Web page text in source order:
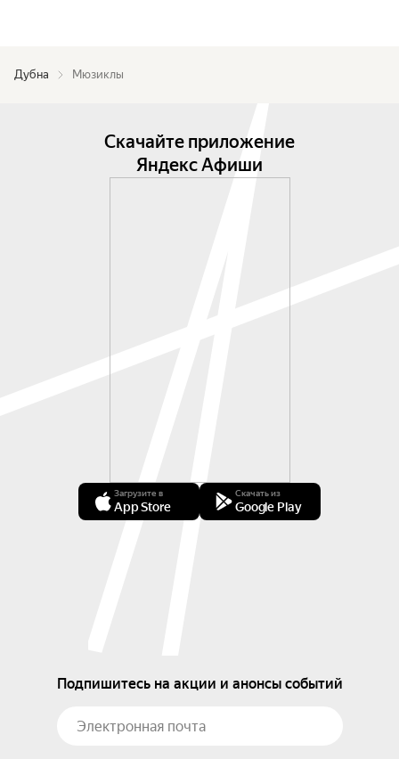
Дубна Мюзиклы
Скачайте приложение
Яндекс Афиши
Загрузите в
App Store
Скачать из
Google Play
Подпишитесь на акции и анонсы событий